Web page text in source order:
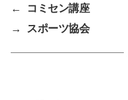
←
コミセン講座
→
スポーツ協会